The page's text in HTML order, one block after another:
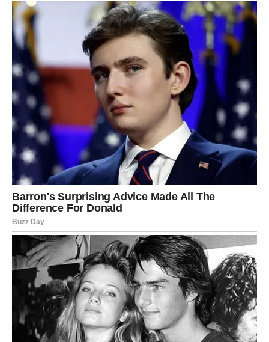
života.
Poslije mnogo rada dolazi osjećaj da vam se život
konačno vraća u ravnotežu.
Mir i sigurnost postaju vaša stvarnost
Pred vama su veoma važni trenuci sreće.
VODOLIJA
Zvijezde vam donose nešto potpuno neočekivano.
život naglavačke – ali u pozitivnom smislu.
Šok koji vam donosi sreću
Pred vama su veoma posebni trenuci.
RIBE